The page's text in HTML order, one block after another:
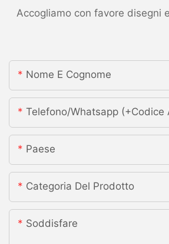
Accogliamo con favore disegni
Nome E Cognome
Telefono/whatsapp (+codice
Paese
Categoria Del Prodotto
Soddisfare